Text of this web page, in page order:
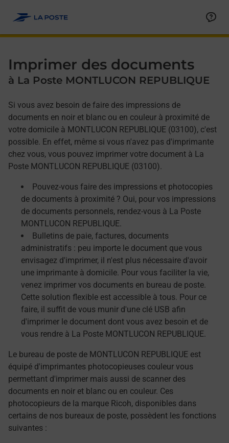
Imprimer des documents
à La Poste MONTLUCON REPUBLIQUE
Si vous avez besoin de faire des impressions de
documents en noir et blanc ou en couleur à proximité de
votre domicile à MONTLUCON REPUBLIQUE (03100), c'est
possible. En effet, même si vous n'avez pas d'imprimante
chez vous, vous pouvez imprimer votre document à La
Poste MONTLUCON REPUBLIQUE (03100).
Pouvez-vous faire des impressions et photocopies
de documents à proximité ? Oui, pour vos impressions
de documents personnels, rendez-vous à La Poste
MONTLUCON REPUBLIQUE.
Bulletins de paie, factures, documents
administratifs : peu importe le document que vous
envisagez d'imprimer, il n'est plus nécessaire d'avoir
une imprimante à domicile. Pour vous faciliter la vie,
venez imprimer vos documents en bureau de poste.
Cette solution flexible est accessible à tous. Pour ce
faire, il suffit de vous munir d'une clé USB afin
d'imprimer le document dont vous avez besoin et de
vous rendre à La Poste MONTLUCON REPUBLIQUE.
Le bureau de poste de MONTLUCON REPUBLIQUE est
équipé d'imprimantes photocopieuses couleur vous
permettant d'imprimer mais aussi de scanner des
documents en noir et blanc ou en couleur. Ces
photocopieurs de la marque Ricoh, disponibles dans
certains de nos bureaux de poste, possèdent les fonctions
suivantes :